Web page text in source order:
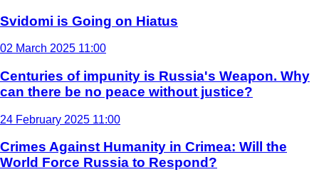
Svidomi is Going on Hiatus
02 March 2025 11:00
Centuries of impunity is Russia's Weapon. Why
can there be no peace without justice?
24 February 2025 11:00
Crimes Against Humanity in Crimea: Will the
World Force Russia to Respond?